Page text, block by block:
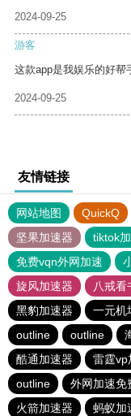
2024-09-25
游客
这款app是我娱乐的好帮
2024-09-25
友情链接
网站地图 QuickQ
坚果加速器
tiktok
免费vqn外网加速
旋风加速器
八戒看
黑豹加速器
一元机
outline
outline
酷通加速器
雷霆vp
outline
外网加速免
火箭加速器
蚂蚁加